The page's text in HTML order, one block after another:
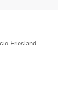
Friesland.